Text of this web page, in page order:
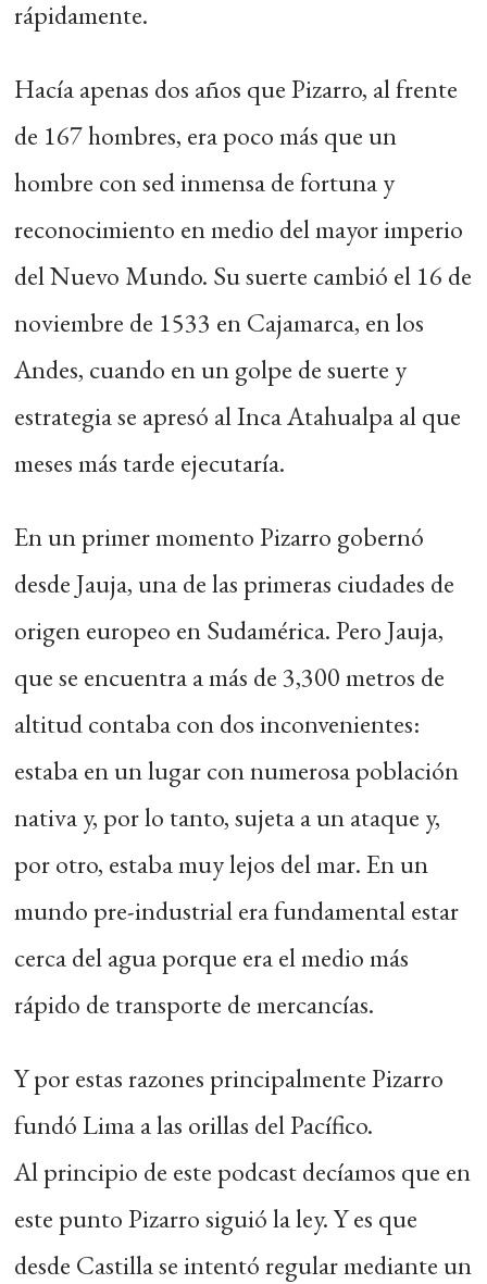
rápidamente.
Hacía apenas dos años que Pizarro, al frente
de 167 hombres, era poco más que un
hombre con sed inmensa de fortuna y
reconocimiento en medio del mayor imperio
del Nuevo Mundo. Su suerte cambió el 16 de
noviembre de 1533 en Cajamarca, en los
Andes, cuando en un golpe de suerte y
estrategia se apresó al Inca Atahualpa al que
meses más tarde ejecutaría.
En un primer momento Pizarro gobernó
desde Jauja, una de las primeras ciudades de
origen europeo en Sudamérica. Pero Jauja,
que se encuentra a más de 3,300 metros de
altitud contaba con dos inconvenientes:
estaba en un lugar con numerosa población
nativa y, por lo tanto, sujeta a un ataque y,
por otro, estaba muy lejos del mar. En un
mundo pre-industrial era fundamental estar
cerca del agua porque era el medio más
rápido de transporte de mercancías.
Y por estas razones principalmente Pizarro
fundó Lima a las orillas del Pacífico.
Al principio de este podcast decíamos que en
este punto Pizarro siguió la ley. Y es que
desde Castilla se intentó regular mediante un